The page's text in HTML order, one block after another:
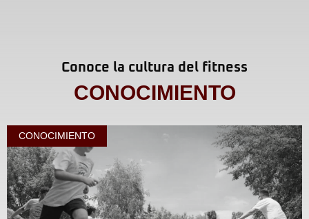
Conoce la cultura del fitness
CONOCIMIENTO
CONOCIMIENTO